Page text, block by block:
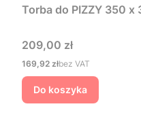
Torba do PIZZY 350
Cena
209,00 zł
Cena
169,92 złbez VAT
Do koszyka